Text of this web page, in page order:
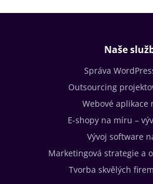
Naše
Správa
Outsourcing
Webové aplikace
E-shopy na míru –
Vývoj software
Marketingová strategie a
Tvorba skvělých